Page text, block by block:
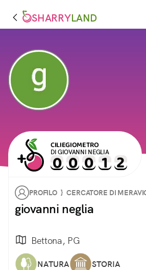
SHARRYLAND
CILIEGIOMETRO
DI GIOVANNI NEGLIA
PROFILO } CERCATORE DI
giovanni neglia
Bettona, PG
NATURA STORIA